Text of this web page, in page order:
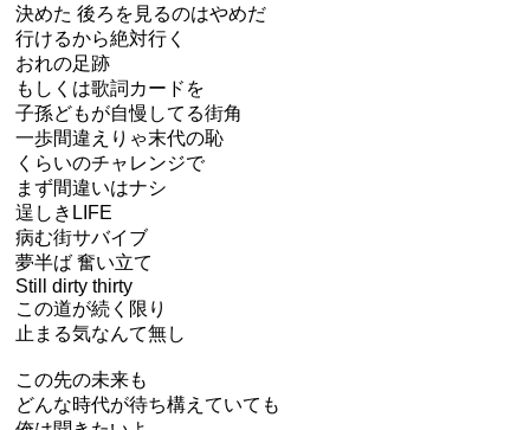
決めた 後ろを見るのはやめだ
行けるから絶対行く
おれの足跡
もしくは歌詞カードを
子孫どもが自慢してる街角
一歩間違えりゃ末代の恥
くらいのチャレンジで
まず間違いはナシ
逞しきLIFE
病む街サバイブ
夢半ば 奮い立て
Still dirty thirty
この道が続く限り
止まる気なんて無し
この先の未来も
どんな時代が待ち構えていても